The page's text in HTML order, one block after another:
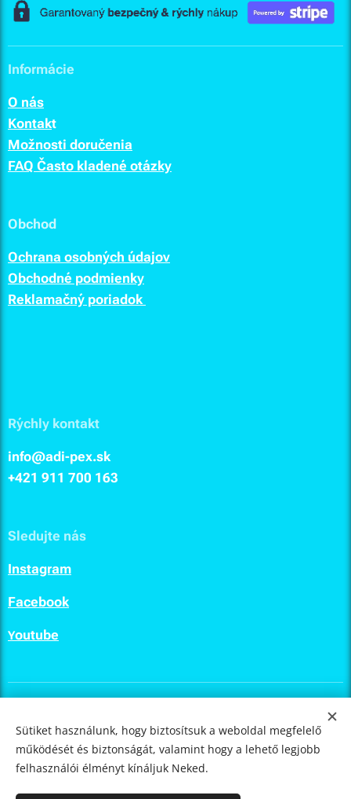
Informácie
O nás
Kontakt
Možnosti doručenia
FAQ Často kladené otázky
Obchod
Ochrana osobných údajov
Obchodné podmienky
Reklamačný poriadok
Rýchly kontakt
info@adi-pex.sk
+421 911 700 163
Sledujte nás
Instagram
Facebook
Youtube
ULTIMA.LAB© 2023
Sütiket használunk, hogy biztosítsuk a weboldal megfelelő
működését és biztonságát, valamint hogy a lehető legjobb
felhasználói élményt kínáljuk Neked.